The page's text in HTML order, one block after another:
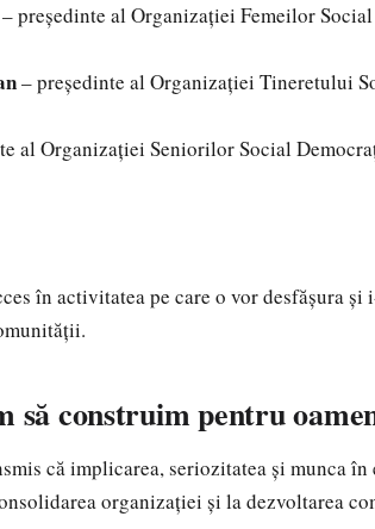
– președinte al Organizației Femeilor
– președinte al Organizației Tineretului
al Organizației Seniorilor Social
în activitatea pe care o vor desfășura și
să construim pentru
că implicarea, seriozitatea și munca
organizației și la dezvoltarea